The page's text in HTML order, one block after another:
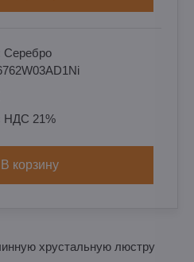
Cеребро
НДС 21%
в корзину
хрустальную люстру